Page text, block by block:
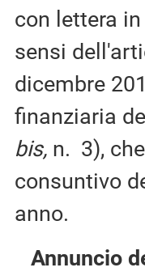
con lettera
sensi
dicembre
finanziaria
bis, n. 3),
consuntivo
anno.
Annuncio